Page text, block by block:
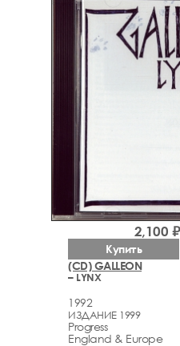
(CD) GALLEON
– LYNX
1992
ИЗДАНИЕ 1999
Progress
England & Europe
2,100 ₽
Купить